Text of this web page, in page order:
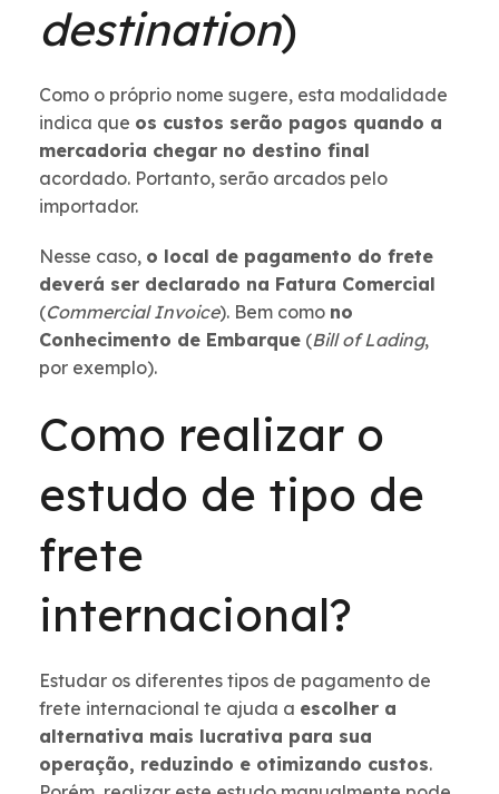
destination)
Como o próprio nome sugere, esta modalidade
indica que os custos serão pagos quando a
mercadoria chegar no destino final
acordado. Portanto, serão arcados pelo
importador.
Nesse caso, o local de pagamento do frete
deverá ser declarado na Fatura Comercial
(Commercial Invoice). Bem como no
Conhecimento de Embarque (Bill of Lading,
por exemplo).
Como realizar o
estudo de tipo de
frete
internacional?
Estudar os diferentes tipos de pagamento de
frete internacional te ajuda a escolher a
alternativa mais lucrativa para sua
operação, reduzindo e otimizando custos.